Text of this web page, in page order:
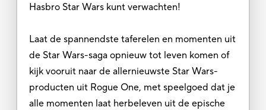
Hasbro Star Wars kunt verwachten!
Laat de spannendste taferelen en momenten uit
de Star Wars-saga opnieuw tot leven komen of
kijk vooruit naar de allernieuwste Star Wars-
producten uit Rogue One, met speelgoed dat je
alle momenten laat herbeleven uit de epische